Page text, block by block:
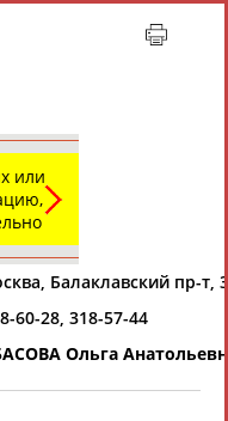
или
Балаклавский пр-т,
60-28, 318-57-44
Ольга